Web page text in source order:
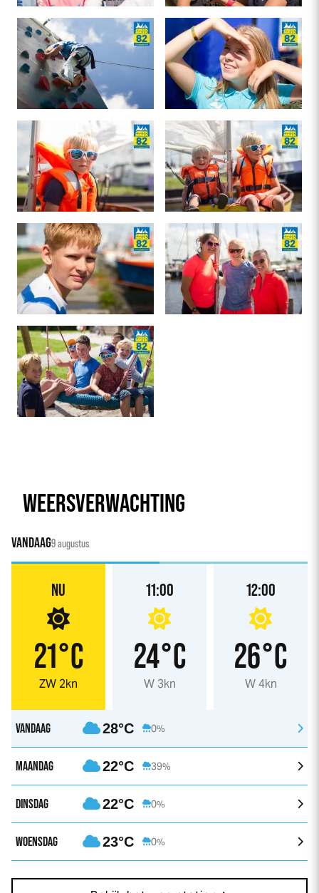
WEERSVERWACHTING
VANDAAG9 augustus
NU
21°C
ZW 2kn
11:00
24°C
W 3kn
12:00
26°C
W 4kn
VANDAAG 28°C 0%
MAANDAG 22°C 39%
DINSDAG 22°C 0%
WOENSDAG 23°C 0%